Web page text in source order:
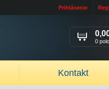
Prihlásenie
Kontakt
0